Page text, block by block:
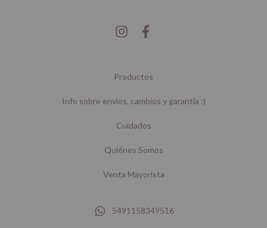
Productos
Info sobre envios, cambios y garantia :)
Cuidados
Quiénes Somos
Venta Mayorista
5491158349516